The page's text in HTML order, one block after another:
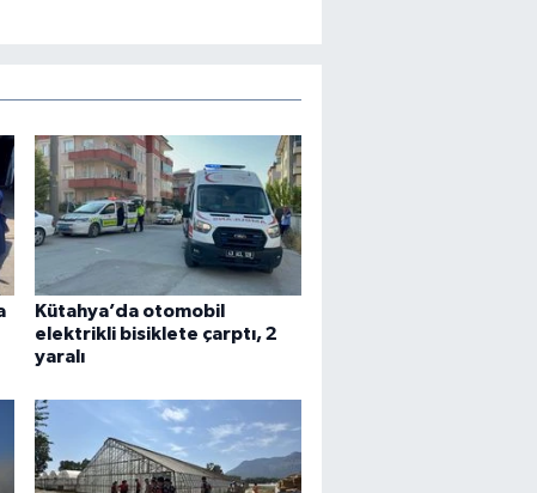
Kütahya’da otomobil
elektrikli bisiklete çarptı, 2
yaralı